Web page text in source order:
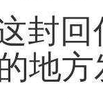
封
地